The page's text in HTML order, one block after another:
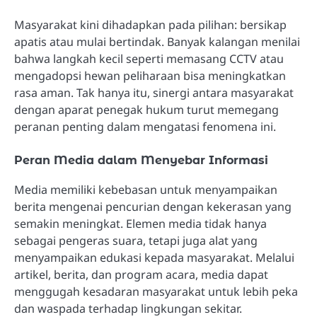
Masyarakat kini dihadapkan pada pilihan: bersikap
apatis atau mulai bertindak. Banyak kalangan menilai
bahwa langkah kecil seperti memasang CCTV atau
mengadopsi hewan peliharaan bisa meningkatkan
rasa aman. Tak hanya itu, sinergi antara masyarakat
dengan aparat penegak hukum turut memegang
peranan penting dalam mengatasi fenomena ini.
Peran Media dalam Menyebar Informasi
Media memiliki kebebasan untuk menyampaikan
berita mengenai pencurian dengan kekerasan yang
semakin meningkat. Elemen media tidak hanya
sebagai pengeras suara, tetapi juga alat yang
menyampaikan edukasi kepada masyarakat. Melalui
artikel, berita, dan program acara, media dapat
menggugah kesadaran masyarakat untuk lebih peka
dan waspada terhadap lingkungan sekitar.